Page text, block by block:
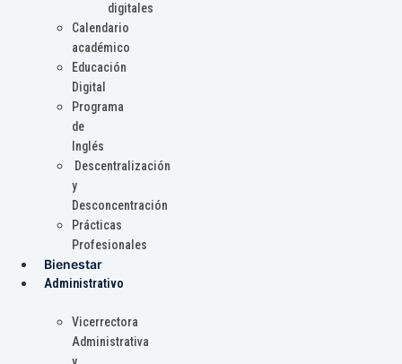
digitales
Calendario
académico
Educación
Digital
Programa
de
Inglés
Descentralización
y
Desconcentración
Prácticas
Profesionales
Bienestar
Administrativo
Vicerrectora
Administrativa